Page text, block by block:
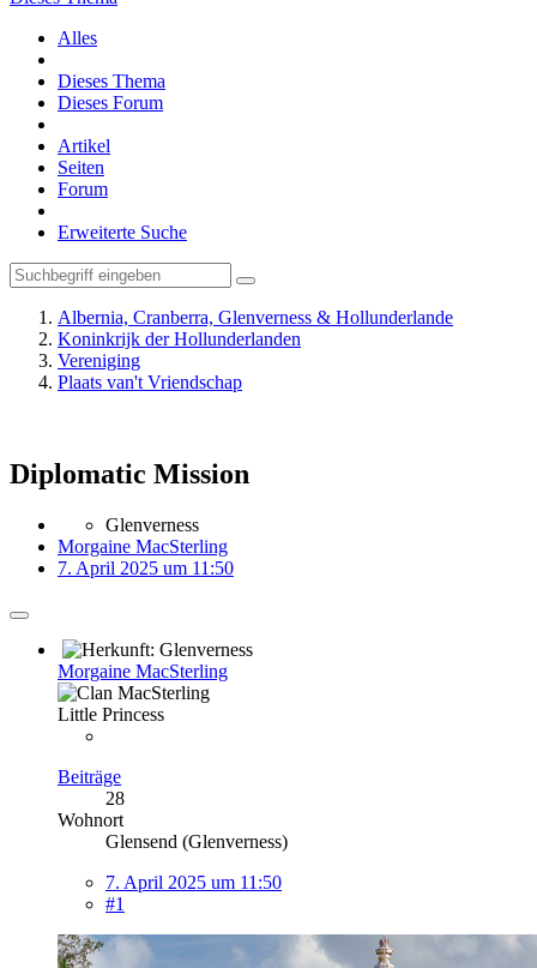
Alles
Dieses Thema
Dieses Forum
Artikel
Seiten
Forum
Erweiterte Suche
Albernia, Cranberra, Glenverness & Hollunderlande
Koninkrijk der Hollunderlanden
Vereniging
Plaats van't Vriendschap
Diplomatic Mission
Glenverness
Morgaine MacSterling
7. April 2025 um 11:50
Morgaine MacSterling
Little Princess
Beiträge
28
Wohnort
Glensend (Glenverness)
7. April 2025 um 11:50
#1